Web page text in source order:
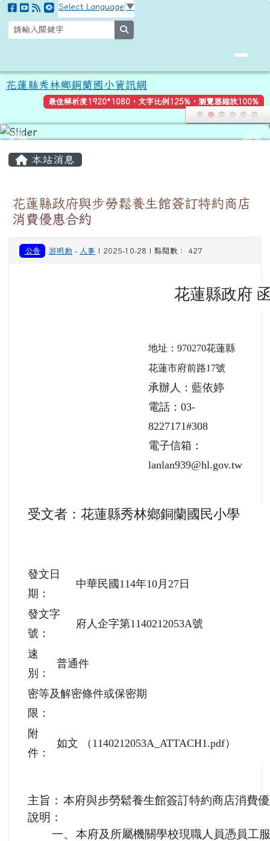
跳至主內容區
花蓮縣秀林鄉銅蘭國小資訊網
Select Language ▼
花蓮縣秀林鄉銅蘭國小資訊網
最佳解析度1920*1080，文字比例125%，瀏覽器縮放100%
本站消息
花蓮縣政府與步勞鬆養生館簽訂特約商店
消費優惠合約
公告 游明勳 - 人事 | 2025-10-28 | 點閱數： 427
花蓮縣政府
地址：970270花蓮縣
花蓮市府前路17號
承辦人：藍依婷
電話：03-
8227171#308
電子信箱：
lanlan939@hl.gov.tw
受文者：花蓮縣秀林鄉銅蘭國民小學
發文日
期：
中華民國114年10月27日
發文字
號：
府人企字第1140212053A號
速
別：
普通件
密等及解密條件或保密期
限：
附
件：
如文 （1140212053A_ATTACH1.pdf）
主旨： 本府與步勞鬆養生館簽訂特約商店消費
說明：
一、 本府及所屬機關學校現職人員憑員工